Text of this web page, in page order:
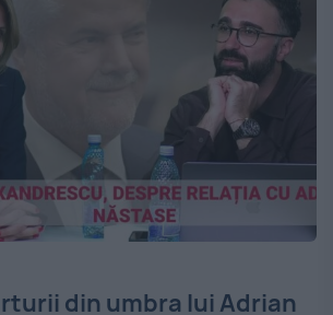
din umbra lui Adrian